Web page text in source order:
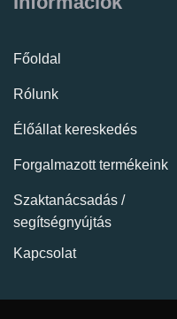
Főoldal
Rólunk
Élőállat kereskedés
Forgalmazott termékeink
Szaktanácsadás /
segítségnyújtás
Kapcsolat